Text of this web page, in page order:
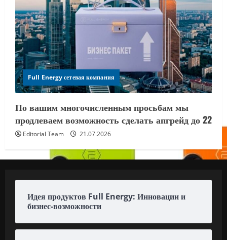
Full Energy сетевая компания
По вашим многочисленным просьбам мы
продлеваем возможность сделать апгрейд до 22
Editorial Team 21.07.2026
Идея продуктов Full Energy: Инновации и
бизнес-возможности